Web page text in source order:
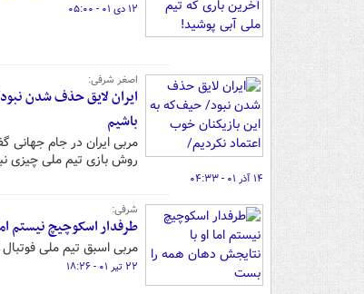
۱۲ دی ۰۱ - ۰۵:۰۰
اصغر شرفی:
ایران لایق حذف شدن
باشیم
مربی ایران در جام جهانی
روش بازی تیم ملی چیزی
۱۴ آذر ۰۱ - ۰۴:۳۳
شرفی:
طرفدار اسکوچیچ نیستم
مربی اسبق تیم ملی
۲۲ تیر ۰۱ - ۱۸:۲۶